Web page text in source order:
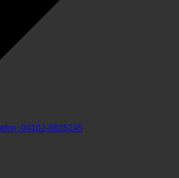
04102-9825245